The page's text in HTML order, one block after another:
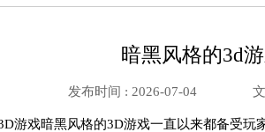
暗黑风格的3d
发布时间 : 2026-07-04
游戏暗黑风格的3D游戏一直以来都备受玩